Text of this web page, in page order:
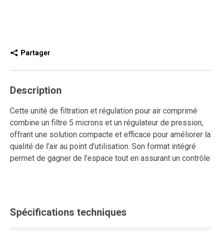
Partager
Description
Cette unité de filtration et régulation pour air comprimé
combine un filtre 5 microns et un régulateur de pression,
offrant une solution compacte et efficace pour améliorer la
qualité de l’air au point d’utilisation. Son format intégré
permet de gagner de l’espace tout en assurant un contrôle
contrôlée des condensats selon les besoins de
Spécifications techniques